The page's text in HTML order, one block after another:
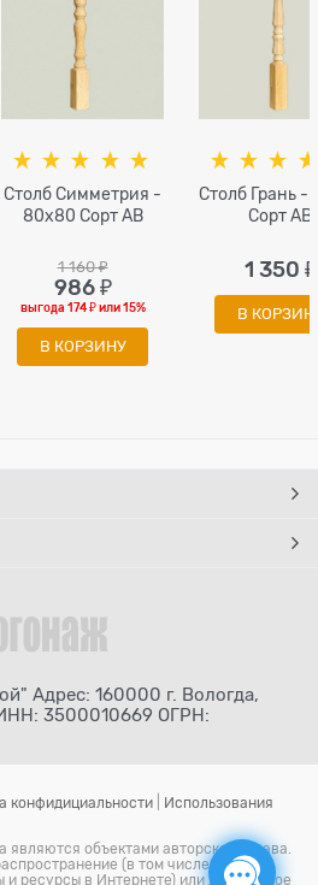
Столб Симметрия -
80х80 Сорт AB
1 160 ₽
986 ₽
выгода 174 ₽или15%
В КОРЗИНУ
Столб Грань -
Сорт AB
1 350 ₽
В
Адрес: 160000 г. Вологда,
3500010669 ОГРН:
конфидициальности
Использования
являются объектами авторского права.
(в том числе путем
и ресурсы в Интернете) или любое иное